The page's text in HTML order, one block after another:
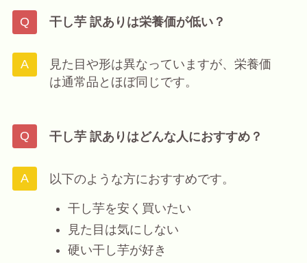
干し芋 訳ありは栄養価が低い？
見た目や形は異なっていますが、栄養価
は通常品とほぼ同じです。
干し芋 訳ありはどんな人におすすめ？
以下のような方におすすめです。
干し芋を安く買いたい
見た目は気にしない
硬い干し芋が好き